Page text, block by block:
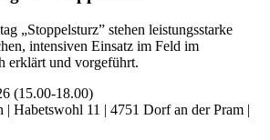
„Stoppelsturz” stehen leistungsstarke
intensiven Einsatz im Feld im
erklärt und vorgeführt.
(15.00-18.00)
| Habetswohl 11 | 4751 Dorf an der Pram |